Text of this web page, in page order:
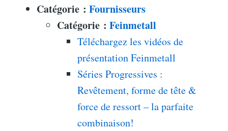
Catégorie : Fournisseurs
Catégorie : Feinmetall
Téléchargez les vidéos de
présentation Feinmetall
Séries Progressives :
Revêtement, forme de tête &
force de ressort – la parfaite
combinaison!